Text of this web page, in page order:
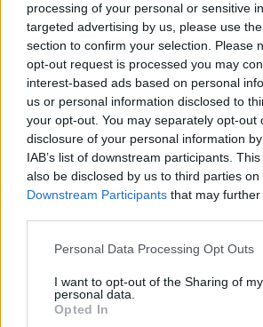
processing of your personal or sensitive
targeted advertising by us, please use
section to confirm your selection. Please
opt-out request is processed you may
interest-based ads based on personal
us or personal information disclosed to
your opt-out. You may separately opt-out
disclosure of your personal information
IAB’s list of downstream participants.
also be disclosed by us to third parties on
Downstream Participants that may
Please note that this website/app uses
not limited to your visit or usage
grant or deny consent to Google and its
use your data for below specified
Personal Data Processing Opt Outs
I want to opt-out of the Sharing of my
personal data.
Opted In
Worcestershire Yeomanry
(forrás: www.qcmilitaria.com)
Az alakulata történetének
egy érdekesség: Worcestershire
ott volt az 1917. november 8-án a
mellett végrehajtott
eseményt a brit történetírás az
lovasrohamként tartja számon – a
brit lovasság kiépített ellenséges
tüzérek védték.